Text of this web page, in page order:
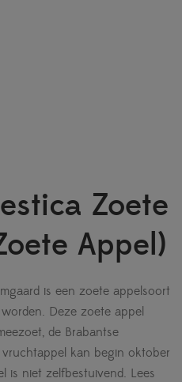
Zoete
Appel)
is een zoete appelsoort
Deze zoete appel
de Brabantse
kan begin oktober
is niet zelfbestuivend. Lees